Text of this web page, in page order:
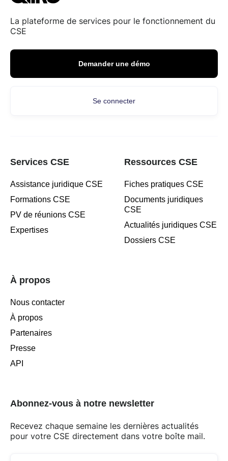
La plateforme de services pour le fonctionnement du
CSE
Demander une démo
Se connecter
Services CSE
Assistance juridique CSE
Formations CSE
PV de réunions CSE
Expertises
Ressources CSE
Fiches pratiques CSE
Documents juridiques
CSE
Actualités juridiques CSE
Dossiers CSE
À propos
Nous contacter
À propos
Partenaires
Presse
API
Abonnez-vous à notre newsletter
Recevez chaque semaine les dernières actualités
pour votre CSE directement dans votre boîte mail.